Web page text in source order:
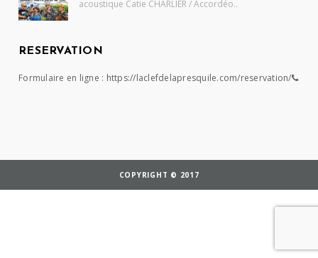
acoustique Catie CHARLIER / Accordéo..
RESERVATION
Formulaire en ligne : https://laclefdelapresquile.com/reservation/
COPYRIGHT © 2017